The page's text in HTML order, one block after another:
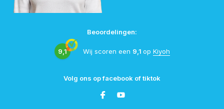
Beoordelingen:
9,1 Wij scoren een 9,1 op Kiyoh
Volg ons op facebook of tiktok